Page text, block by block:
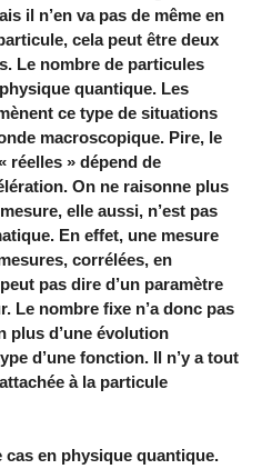
il n’en va pas de même en
cela peut être deux
Le nombre de particules
quantique. Les
ce type de situations
macroscopique. Pire, le
réelles » dépend de
On ne raisonne plus
elle aussi, n’est pas
En effet, une mesure
corrélées, en
pas dire d’un paramètre
Le nombre fixe n’a donc pas
plus d’une évolution
d’une fonction. Il n’y a tout
à la particule
cas en physique quantique.